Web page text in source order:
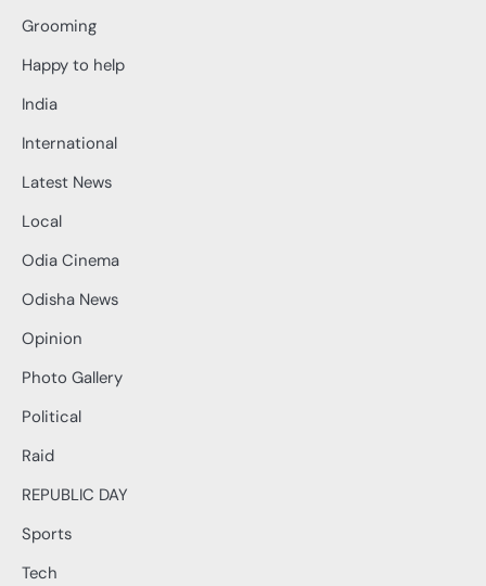
Grooming
Happy to help
India
International
Latest News
Local
Odia Cinema
Odisha News
Opinion
Photo Gallery
Political
Raid
REPUBLIC DAY
Sports
Tech